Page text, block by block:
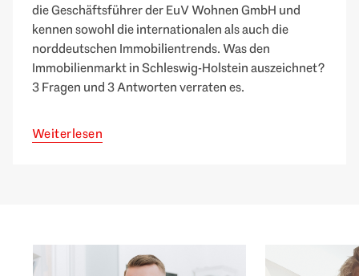
die Geschäftsführer der EuV Wohnen GmbH und
kennen sowohl die internationalen als auch die
norddeutschen Immobilientrends. Was den
Immobilienmarkt in Schleswig-Holstein auszeichnet?
3 Fragen und 3 Antworten verraten es.
Weiterlesen